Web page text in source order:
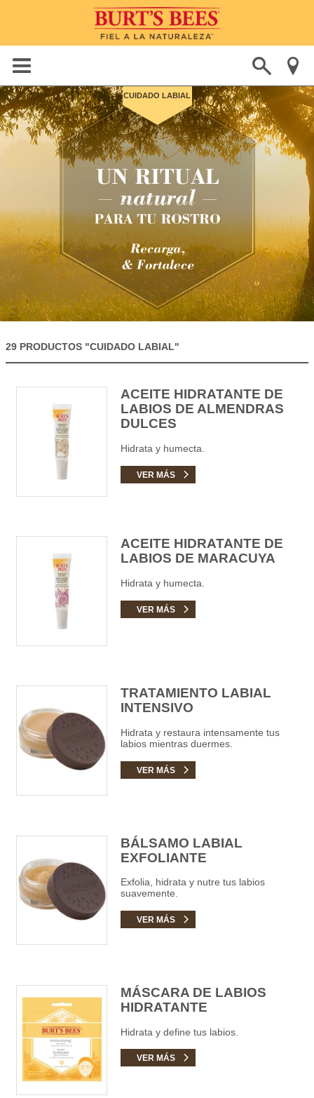
CUIDADO LABIAL
29 PRODUCTOS "CUIDADO LABIAL"
ACEITE HIDRATANTE DE
LABIOS DE ALMENDRAS
DULCES
Hidrata y humecta.
VER MÁS
ACEITE HIDRATANTE DE
LABIOS DE MARACUYA
Hidrata y humecta.
VER MÁS
TRATAMIENTO LABIAL
INTENSIVO
Hidrata y restaura intensamente tus
labios mientras duermes.
VER MÁS
BÁLSAMO LABIAL
EXFOLIANTE
Exfolia, hidrata y nutre tus labios
suavemente.
VER MÁS
MÁSCARA DE LABIOS
HIDRATANTE
Hidrata y define tus labios.
VER MÁS